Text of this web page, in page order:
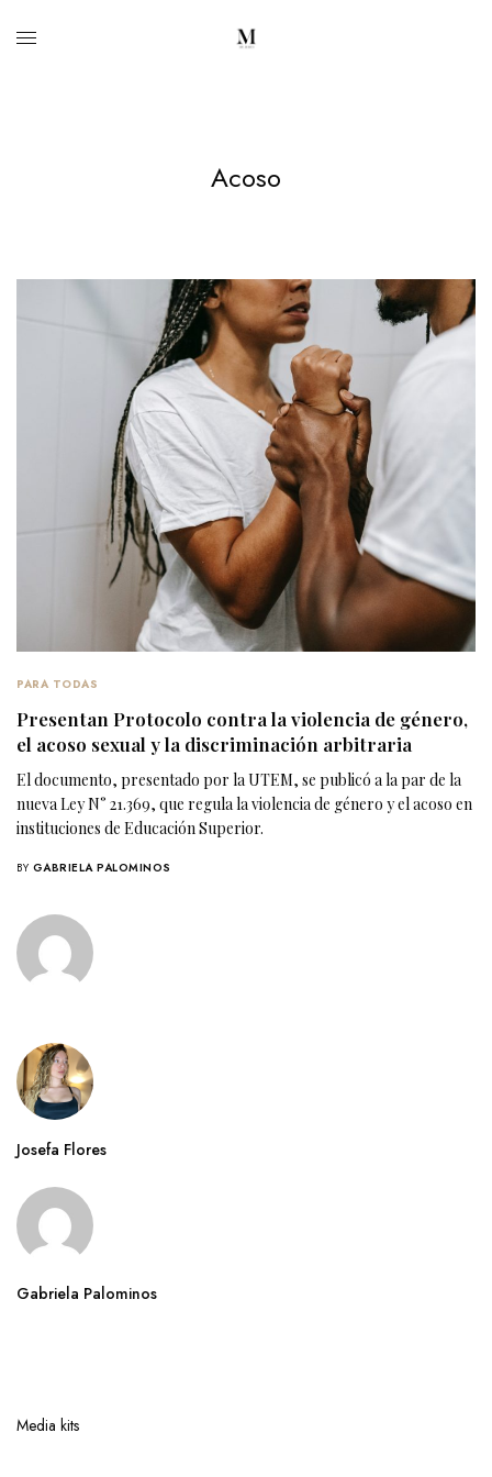
Acoso
PARA TODAS
Presentan Protocolo contra la violencia de género,
el acoso sexual y la discriminación arbitraria
El documento, presentado por la UTEM, se publicó a la par de la
nueva Ley N° 21.369, que regula la violencia de género y el acoso en
instituciones de Educación Superior.
BY GABRIELA PALOMINOS
Josefa Flores
Gabriela Palominos
Media kits